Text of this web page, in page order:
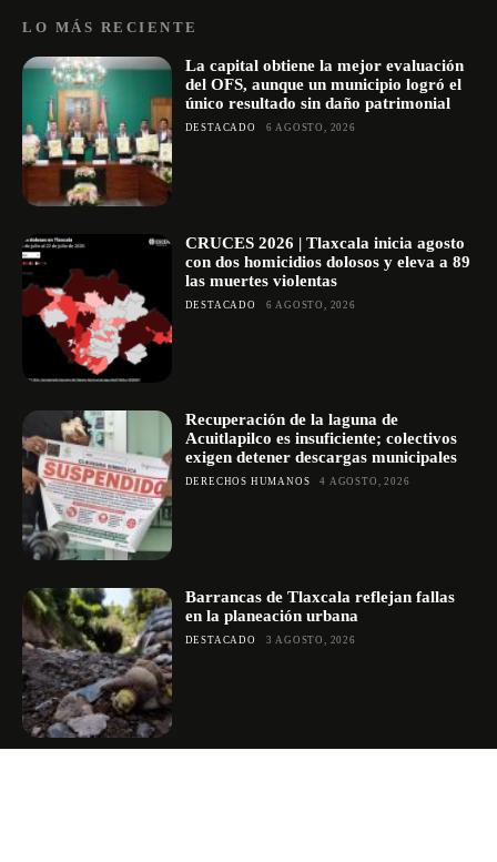
LO MÁS RECIENTE
La capital obtiene la mejor evaluación
del OFS, aunque un municipio logró el
único resultado sin daño patrimonial
DESTACADO 6 AGOSTO, 2026
CRUCES 2026 | Tlaxcala inicia agosto
con dos homicidios dolosos y eleva a 89
las muertes violentas
DESTACADO 6 AGOSTO, 2026
Recuperación de la laguna de
Acuitlapilco es insuficiente; colectivos
exigen detener descargas municipales
DERECHOS HUMANOS 4 AGOSTO, 2026
Barrancas de Tlaxcala reflejan fallas
en la planeación urbana
DESTACADO 3 AGOSTO, 2026